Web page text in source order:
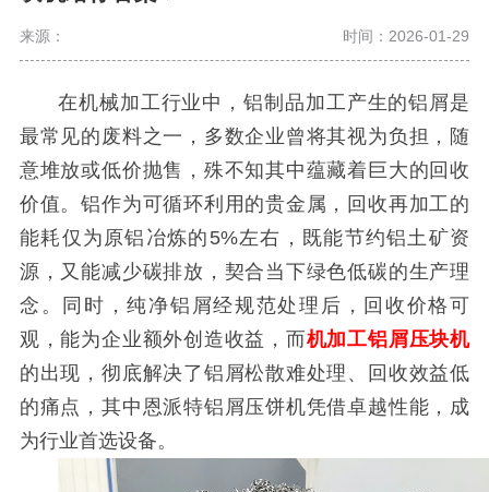
来源： 时间：2026-01-29
在机械加工行业中，铝制品加工产生的铝屑是
最常见的废料之一，多数企业曾将其视为负担，随
意堆放或低价抛售，殊不知其中蕴藏着巨大的回收
价值。铝作为可循环利用的贵金属，回收再加工的
能耗仅为原铝冶炼的5%左右，既能节约铝土矿资
源，又能减少碳排放，契合当下绿色低碳的生产理
念。同时，纯净铝屑经规范处理后，回收价格可
观，能为企业额外创造收益，而机加工铝屑压块机
的出现，彻底解决了铝屑松散难处理、回收效益低
的痛点，其中恩派特铝屑压饼机凭借卓越性能，成
为行业首选设备。